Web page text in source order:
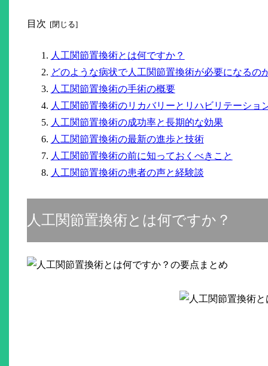
目次
人工関節置換術とは何ですか？
どのような病状で人工関節置換術が必要になるの
人工関節置換術の手術の概要
人工関節置換術のリカバリーとリハビリテーショ
人工関節置換術の成功率と長期的な効果
人工関節置換術の最新の進歩と技術
人工関節置換術の前に知っておくべきこと
人工関節置換術の患者の声と経験談
人工関節置換術とは何ですか？